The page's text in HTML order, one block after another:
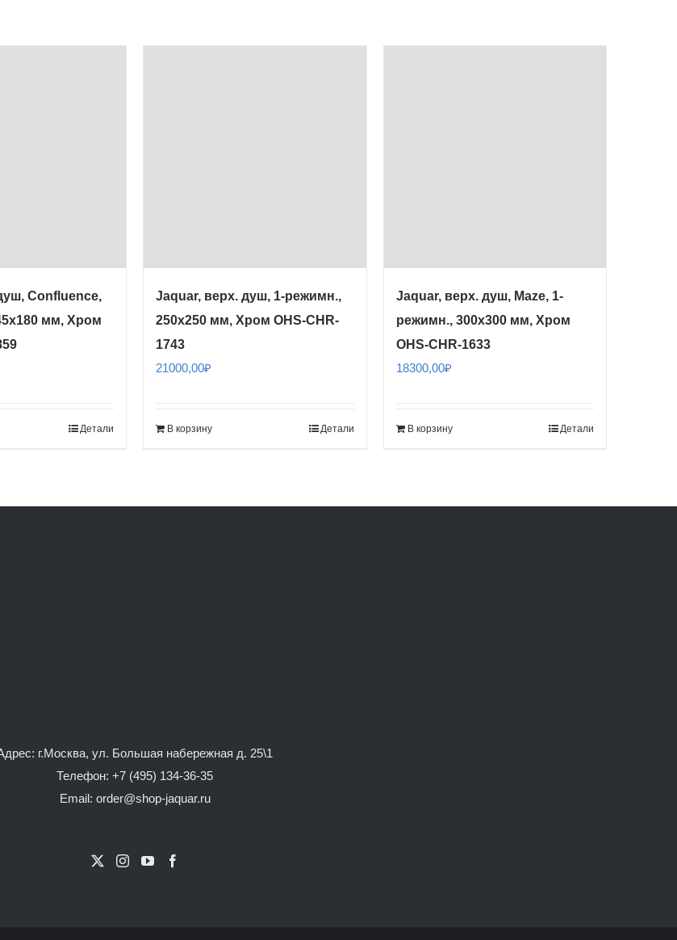
Confluence,
мм, Хром
Детали
Jaquar, верх. душ, 1-режимн.,
250х250 мм, Хром OHS-CHR-
1743
21000,00₽
В корзину Детали
Jaquar, верх. душ, Maze, 1-
режимн., 300х300 мм, Хром
OHS-CHR-1633
18300,00₽
В корзину Детали
г.Москва, ул. Большая набережная д. 25\1
Телефон: +7 (495) 134-36-35
Email: order@shop-jaquar.ru